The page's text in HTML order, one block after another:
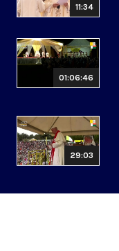
11:34
01:06:46
29:03